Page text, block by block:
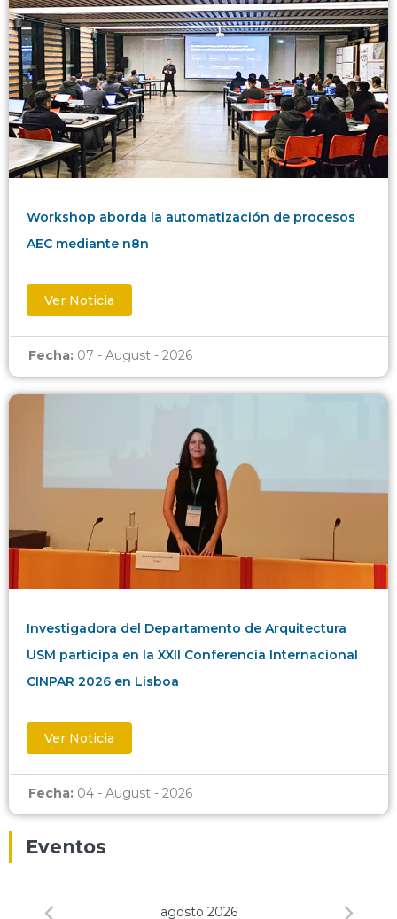
Workshop aborda la automatización de procesos
AEC mediante n8n
Ver Noticia
Fecha: 07 - August - 2026
Investigadora del Departamento de Arquitectura
USM participa en la XXII Conferencia Internacional
CINPAR 2026 en Lisboa
Ver Noticia
Fecha: 04 - August - 2026
Eventos
agosto 2026